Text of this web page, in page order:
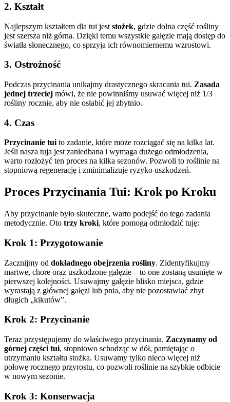
2. Kształt
Najlepszym kształtem dla tui jest stożek, gdzie dolna część rośliny
jest szersza niż górna. Dzięki temu wszystkie gałęzie mają dostęp do
światła słonecznego, co sprzyja ich równomiernemu wzrostowi.
3. Ostrożność
Podczas przycinania unikajmy drastycznego skracania tui. Zasada
jednej trzeciej mówi, że nie powinniśmy usuwać więcej niż 1/3
rośliny rocznie, aby nie osłabić jej zbytnio.
4. Czas
Przycinanie tui to zadanie, które może rozciągać się na kilka lat.
Jeśli nasza tuja jest zaniedbana i wymaga dużego odmłodzenia,
warto rozłożyć ten proces na kilka sezonów. Pozwoli to roślinie na
stopniową regenerację i zminimalizuje ryzyko uszkodzeń.
Proces Przycinania Tui: Krok po Kroku
Aby przycinanie było skuteczne, warto podejść do tego zadania
metodycznie. Oto trzy kroki, które pomogą odmłodzić tuję:
Krok 1: Przygotowanie
Zacznijmy od dokładnego obejrzenia rośliny. Zidentyfikujmy
martwe, chore oraz uszkodzone gałęzie – to one zostaną usunięte w
pierwszej kolejności. Usuwajmy gałęzie blisko miejsca, gdzie
wyrastają z głównej gałęzi lub pnia, aby nie pozostawiać zbyt
długich „kikutów”.
Krok 2: Przycinanie
Teraz przystępujemy do właściwego przycinania. Zaczynamy od
górnej części tui, stopniowo schodząc w dół, pamiętając o
utrzymaniu kształtu stożka. Usuwamy tylko nieco więcej niż
połowę rocznego przyrostu, co pozwoli roślinie na szybkie odbicie
w nowym sezonie.
Krok 3: Konserwacja